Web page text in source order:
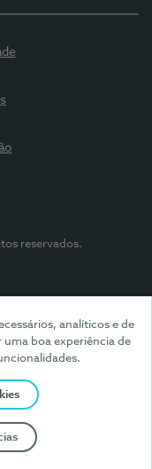
analíticos e de
boa experiência de
reservados.